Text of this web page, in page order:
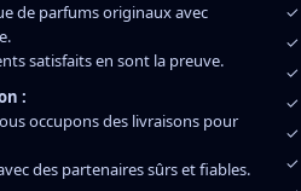
de parfums originaux avec
satisfaits en sont la preuve.
:
occupons des livraisons pour
des partenaires sûrs et fiables.
✓
✓
✓
✓
✓
✓